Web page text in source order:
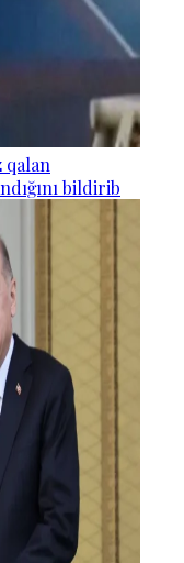
qalan
bildirib